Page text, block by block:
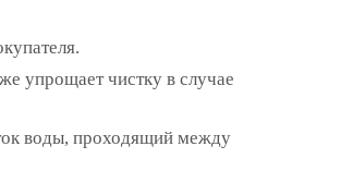
упрощает чистку в случае
воды, проходящий между